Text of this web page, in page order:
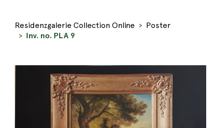
Residenzgalerie Collection Online
Poster
Inv. no. PLA 9